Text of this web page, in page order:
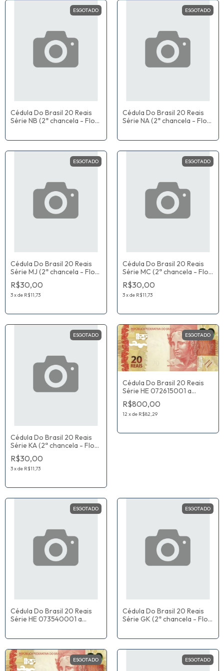
ESGOTADO
Cédula Do Brasil 20 Reais
Série NB (2ª chancela - Flor
ESGOTADO
Cédula Do Brasil 20 Reais
Série NA (2ª chancela - Flor
ESGOTADO
Cédula Do Brasil 20 Reais
Série MJ (2ª chancela - Flor
De Estampa) Fernando
Haddad / Roberto Campos
Neto
R$30,00
3xde R$11,73
ESGOTADO
Cédula Do Brasil 20 Reais
Série MC (2ª chancela - Flor
De Estampa) Fernando
Haddad / Roberto Campos
Neto
R$30,00
3xde R$11,73
ESGOTADO
Cédula Do Brasil 20 Reais
Série KA (2ª chancela - Flor
De Estampa) Paulo Roberto
Nunes Guedes / Roberto
Campos Neto
R$30,00
3xde R$11,73
ESGOTADO
Cédula Do Brasil 20 Reais
Série HE 072615001 a
073540000 (2ª chancela -
Flor De Estampa) Paulo
Roberto Nunes Guedes /
R$800,00
12 xde R$82,29
ESGOTADO
Cédula Do Brasil 20 Reais
Série HE 073540001 a
Goldfajn
ESGOTADO
Cédula Do Brasil 20 Reais
Série GK (2ª chancela - Flor
ESGOTADO ESGOTADO